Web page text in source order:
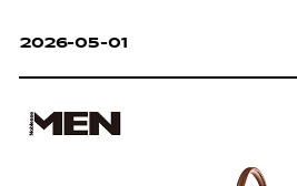
2026-05-01